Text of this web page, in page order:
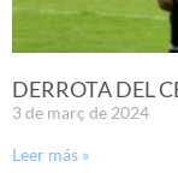
DERROTA DEL
3 de març de 2024
Leer más »